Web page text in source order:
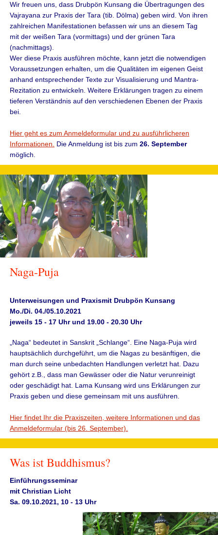
Wir freuen uns, dass Drubpön Kunsang die Übertragungen des
Vajrayana zur Praxis der Tara (tib. Dölma) geben wird. Von ihren
zahlreichen Manifestationen befassen wir uns an diesem Tag
mit der weißen Tara (vormittags) und der grünen Tara
(nachmittags).
Wer diese Praxis ausführen möchte, kann jetzt die notwendigen
Voraussetzungen erhalten, um die Qualitäten im eigenen Geist
anhand entsprechender Texte zur Visualisierung und Mantra-
Rezitation zu entwickeln. Weitere Erklärungen tragen zu einem
tieferen Verständnis auf den verschiedenen Ebenen der Praxis
bei.
Hier geht es zum Anmeldeformular und zu ausführlicheren
Informationen.
Die Anmeldung ist bis zum 26. September
möglich.
Naga-Puja
Unterweisungen und Praxismit Drubpön Kunsang
Mo./Di. 04./05.10.2021
jeweils 15 - 17 Uhr und 19.00 - 20.30 Uhr
„Naga“ bedeutet in Sanskrit „Schlange“. Eine Naga-Puja wird
hauptsächlich durchgeführt, um die Nagas zu besänftigen, die
man durch seine unbedachten Handlungen verletzt hat. Dazu
gehört z.B., dass man Gewässer oder die Natur verunreinigt
oder geschädigt hat. Lama Kunsang wird uns Erklärungen zur
Praxis geben und diese gemeinsam mit uns ausführen.
Hier findet Ihr die Praxiszeiten, weitere Informationen und das
Anmeldeformular (bis 26. September).
Was ist Buddhismus?
Einführungsseminar
mit Christian Licht
Sa. 09.10.2021, 10 - 13 Uhr